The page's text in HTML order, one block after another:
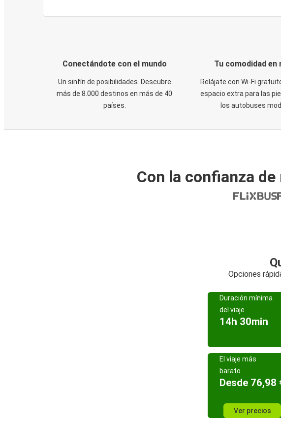
Conectándote con el mundo
Un sinfín de posibilidades. Descubre
más de 8.000 destinos en más de 40
países.
Tu comodidad en
Relájate con Wi-Fi
espacio extra para las
los autobuses
Con la confianza
Opciones
Duración mínima
del viaje
14h 30min
El viaje más
barato
Desde 76,98
Ver precios